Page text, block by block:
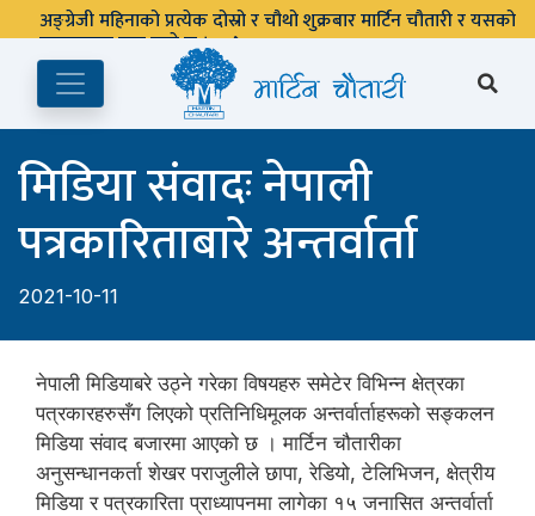
अङ्ग्रेजी महिनाको प्रत्येक दोस्रो र चौथो शुक्रबार मार्टिन चौतारी र यसको
पुस्तकालय बन्द रहने छ ।
मिडिया संवादः नेपाली
पत्रकारिताबारे अन्तर्वार्ता
2021-10-11
नेपाली मिडियाबरे उठ्ने गरेका विषयहरु समेटेर विभिन्न क्षेत्रका
पत्रकारहरुसँग लिएको प्रतिनिधिमूलक अन्तर्वार्ताहरूको सङ्कलन
मिडिया संवाद बजारमा आएको छ । मार्टिन चौतारीका
अनुसन्धानकर्ता शेखर पराजुलीले छापा, रेडियो, टेलिभिजन, क्षेत्रीय
मिडिया र पत्रकारिता प्राध्यापनमा लागेका १५ जनासित अन्तर्वार्ता